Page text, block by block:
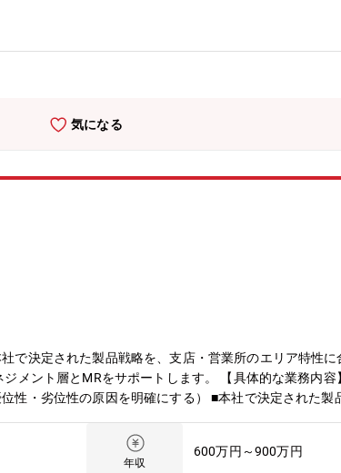
気になる
で決定された製品戦略を、支店・営業所のエリア特性
メント層とMRをサポートします。 【具体的な業務内
性・劣位性の原因を明確にする） ■本社で決定された製
しくみを確立 ■MRとのOJT（主に同行）を通じたトレー
年収
600万円～900万円